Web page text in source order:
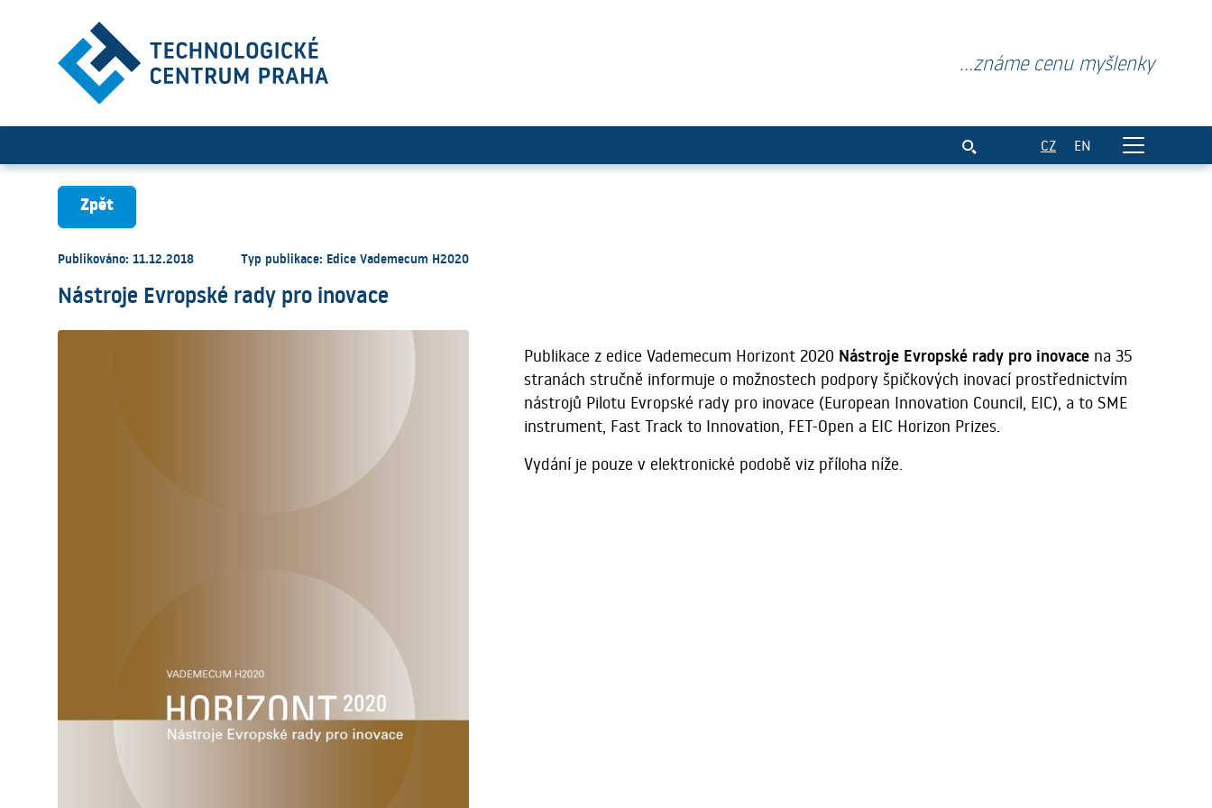
Nástroje Evropské rady pro inovace
...známe cenu myšlenky
CZ EN
Zpět
Publikováno: 11.12.2018 Typ publikace: Edice Vademecum H2020
Nástroje Evropské rady pro inovace
Publikace z edice Vademecum Horizont 2020 Nástroje Evropské rady pro inovace na 35
stranách stručně informuje o možnostech podpory špičkových inovací prostřednictvím
nástrojů Pilotu Evropské rady pro inovace (European Innovation Council, EIC), a to SME
instrument, Fast Track to Innovation, FET-Open a EIC Horizon Prizes.
Vydání je pouze v elektronické podobě viz příloha níže.